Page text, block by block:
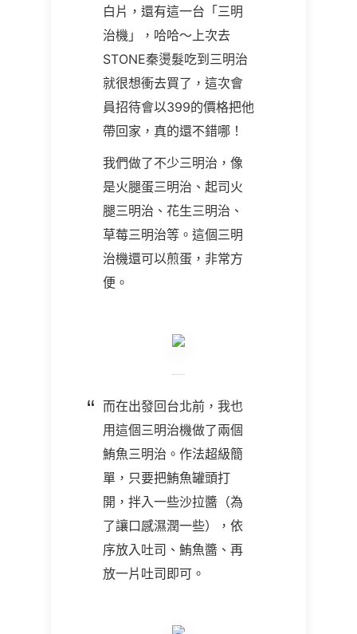
白片，還有這一台「三明
治機」，哈哈～上次去
STONE秦燙髮吃到三明治
就很想衝去買了，這次會
員招待會以399的價格把他
帶回家，真的還不錯哪！
我們做了不少三明治，像
是火腿蛋三明治、起司火
腿三明治、花生三明治、
草莓三明治等。這個三明
治機還可以煎蛋，非常方
便。
而在出發回台北前，我也
用這個三明治機做了兩個
鮪魚三明治。作法超級簡
單，只要把鮪魚罐頭打
開，拌入一些沙拉醬（為
了讓口感濕潤一些），依
序放入吐司、鮪魚醬、再
放一片吐司即可。